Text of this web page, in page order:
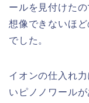
ールを見付けた
想像できないほ
でした。
イオンの仕入れ
いピノノワール